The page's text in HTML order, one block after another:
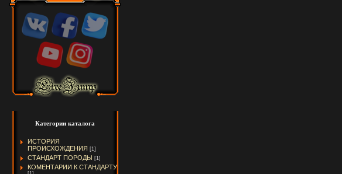
Категории каталога
ИСТОРИЯ
ПРОИСХОЖДЕНИЯ [1]
СТАНДАРТ ПОРОДЫ [1]
КОМЕНТАРИИ К СТАНДАРТУ